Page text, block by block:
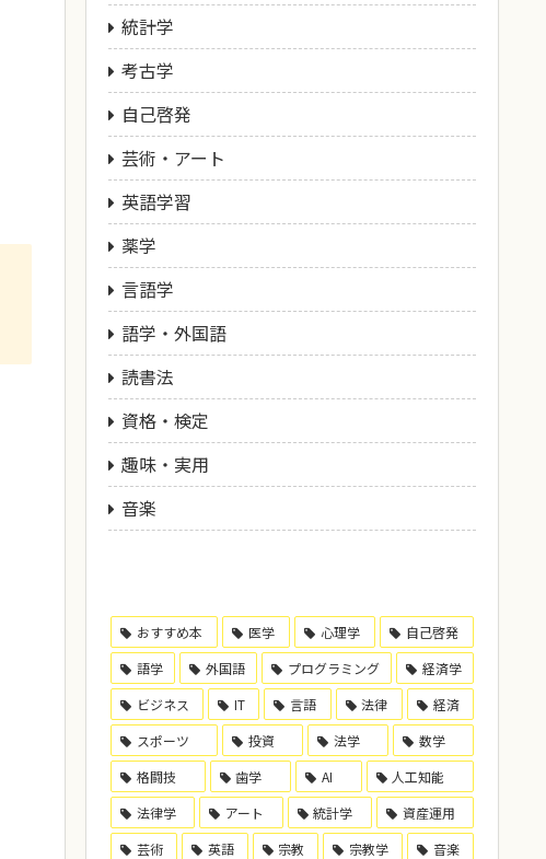
統計学
考古学
自己啓発
芸術・アート
英語学習
薬学
言語学
語学・外国語
読書法
資格・検定
趣味・実用
音楽
おすすめ本 医学 心理学
自己啓発
語学
外国語 プログラミング
経済学
ビジネス
IT 言語 法律
経済
スポーツ
投資 法学
数学
格闘技
歯学 AI
人工知能
法律学
アート 統計学
資産運用
芸術
英語 宗教 宗教学
音楽